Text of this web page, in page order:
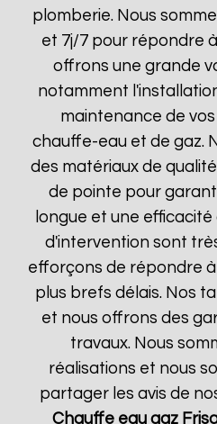
plomberie. Nous
et 7j/7 pour répondre
offrons une grande
notamment
maintenance de
chauffe-eau et de gaz.
des matériaux de
de pointe pour
longue et une
d'intervention sont
efforçons de répondre
plus brefs délais. Nos
et nous offrons des
travaux. Nous
réalisations et nous
partager les avis de
Chauffe eau gaz